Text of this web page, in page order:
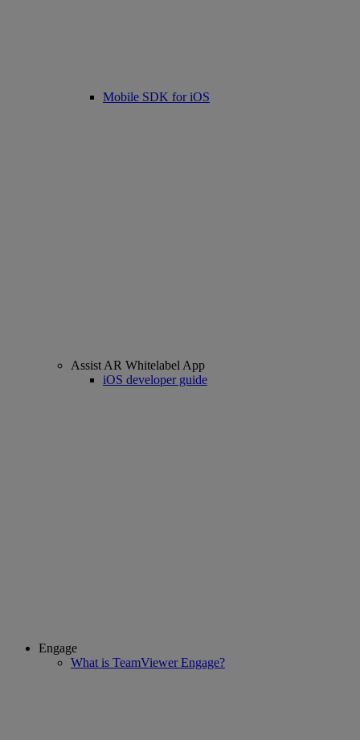
Mobile SDK for iOS
Assist AR Whitelabel App
iOS developer guide
Engage
What is TeamViewer Engage?